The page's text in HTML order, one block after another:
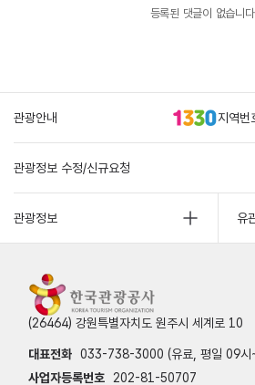
등록된 댓글이 없습니
관광안내 지역번
관광정보 수정/신규요청
관광정보 유
(26464) 강원특별자치도 원주시 세계로 10
대표전화 033-738-3000 (유료, 평일 09시
사업자등록번호
202-81-50707